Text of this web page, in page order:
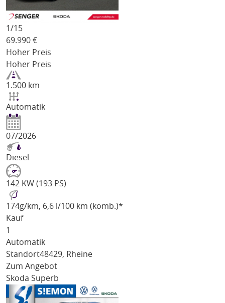
1/15
69.990 €
Hoher Preis
Hoher Preis
1.500 km
Automatik
07/2026
Diesel
142 KW (193 PS)
174g/km, 6,6 l/100 km (komb.)*
Kauf
1
Automatik
Standort48429, Rheine
Zum Angebot
Skoda Superb